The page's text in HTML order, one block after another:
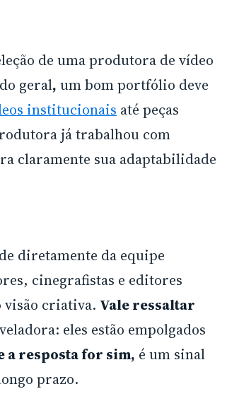
de uma produtora de vídeo
geral, um bom portfólio deve
institucionais até peças
já trabalhou com
claramente sua adaptabilidade
diretamente da equipe
cinegrafistas e editores
visão criativa. Vale ressaltar
eles estão empolgados
a resposta for sim, é um sinal
prazo.